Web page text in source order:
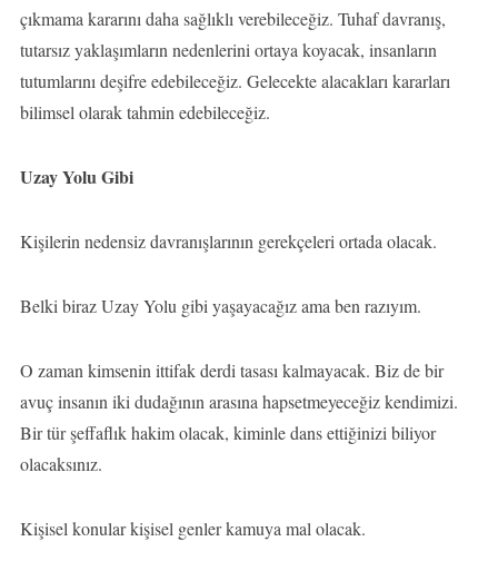
çıkmama kararını daha sağlıklı verebileceğiz. Tuhaf davranış,
tutarsız yaklaşımların nedenlerini ortaya koyacak, insanların
tutumlarını deşifre edebileceğiz. Gelecekte alacakları kararları
bilimsel olarak tahmin edebileceğiz.
Uzay Yolu Gibi
Kişilerin nedensiz davranışlarının gerekçeleri ortada olacak.
Belki biraz Uzay Yolu gibi yaşayacağız ama ben razıyım.
O zaman kimsenin ittifak derdi tasası kalmayacak. Biz de bir
avuç insanın iki dudağının arasına hapsetmeyeceğiz kendimizi.
Bir tür şeffaflık hakim olacak, kiminle dans ettiğinizi biliyor
olacaksınız.
Kişisel konular kişisel genler kamuya mal olacak.